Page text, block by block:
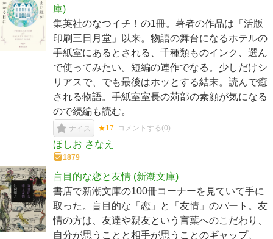
庫)
集英社のなつイチ！の1冊。著者の作品は「活版
印刷三日月堂」以来。物語の舞台になるホテルの
手紙室にあるとされる、千種類ものインク、選ん
で使ってみたい。短編の連作でなる。少しだけシ
リアスで、でも最後はホッとする結末。読んで癒
される物語。手紙室室長の苅部の素顔が気になる
ので続編も読む。
ナイス ★17 コメントする(0)
ほしお さなえ
1879
盲目的な恋と友情 (新潮文庫)
書店で新潮文庫の100冊コーナーを見ていて手に
取った。盲目的な「恋」と「友情」のパート。友
情の方は、友達や親友という言葉へのこだわり、
自分が思うことと相手が思うことのギャップ、